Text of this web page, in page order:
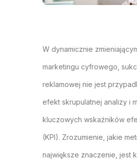
W dynamicznie
marketingu cyfrowego,
reklamowej nie jest
efekt skrupulatnej analizy i
kluczowych wskaźników
(KPI). Zrozumienie, jakie
największe znaczenie, jest